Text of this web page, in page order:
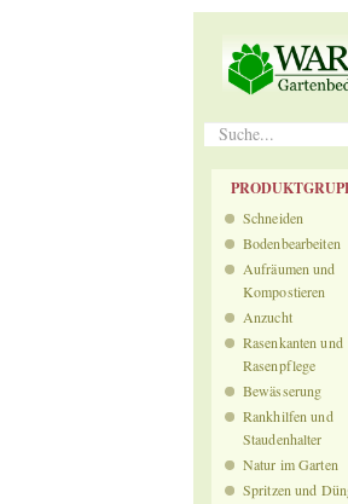
Schneiden
Bodenbearbeiten
Aufräumen und
Kompostieren
Anzucht
Rasenkanten und
Rasenpflege
Bewässerung
Rankhilfen und
Staudenhalter
Natur im Garten
Spritzen und